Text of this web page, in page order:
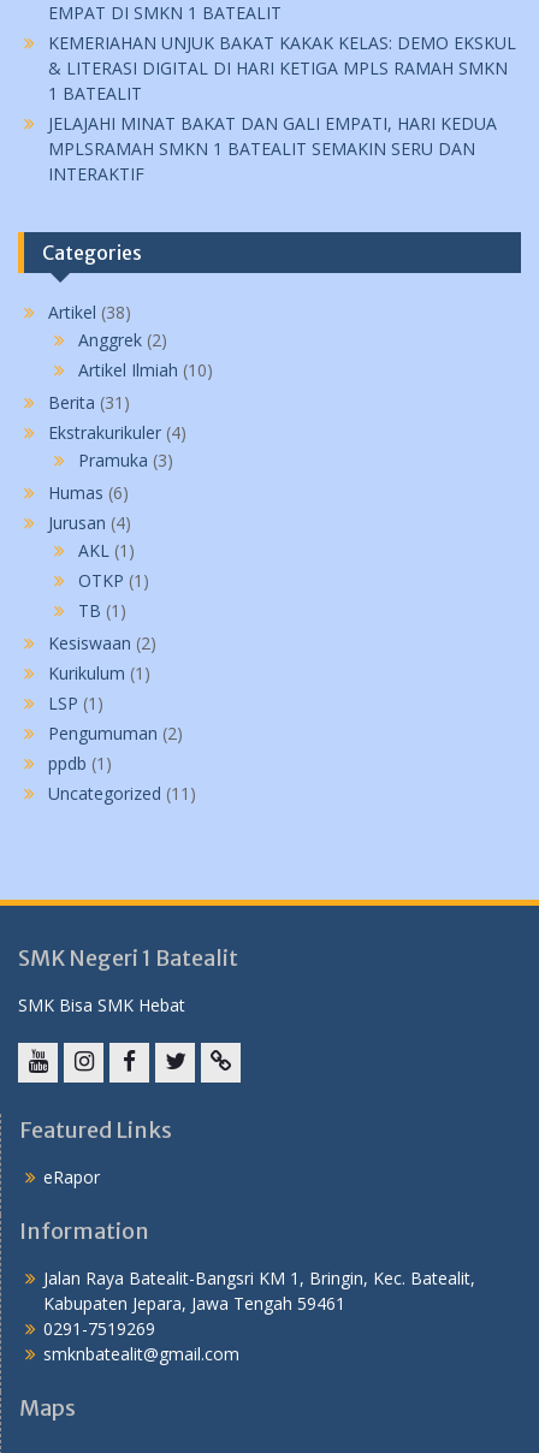
EMPAT DI SMKN 1 BATEALIT
KEMERIAHAN UNJUK BAKAT KAKAK KELAS: DEMO EKSKUL
& LITERASI DIGITAL DI HARI KETIGA MPLS RAMAH SMKN
1 BATEALIT
JELAJAHI MINAT BAKAT DAN GALI EMPATI, HARI KEDUA
MPLSRAMAH SMKN 1 BATEALIT SEMAKIN SERU DAN
INTERAKTIF
Categories
Artikel (38)
Anggrek (2)
Artikel Ilmiah (10)
Berita (31)
Ekstrakurikuler (4)
Pramuka (3)
Humas (6)
Jurusan (4)
AKL (1)
OTKP (1)
TB (1)
Kesiswaan (2)
Kurikulum (1)
LSP (1)
Pengumuman (2)
ppdb (1)
Uncategorized (11)
SMK Negeri 1 Batealit
SMK Bisa SMK Hebat
Featured Links
eRapor
Information
Jalan Raya Batealit-Bangsri KM 1, Bringin, Kec. Batealit,
Kabupaten Jepara, Jawa Tengah 59461
0291-7519269
smknbatealit@gmail.com
Maps